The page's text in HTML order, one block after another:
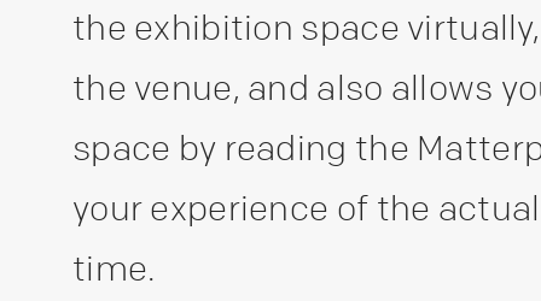
the exhibition space
the venue, and also allows
space by reading the
your experience of the
time.